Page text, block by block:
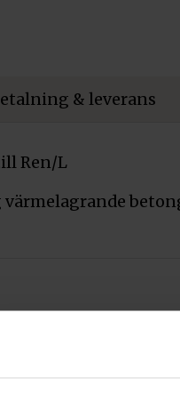
& leverans
Ren/L
värmelagrande